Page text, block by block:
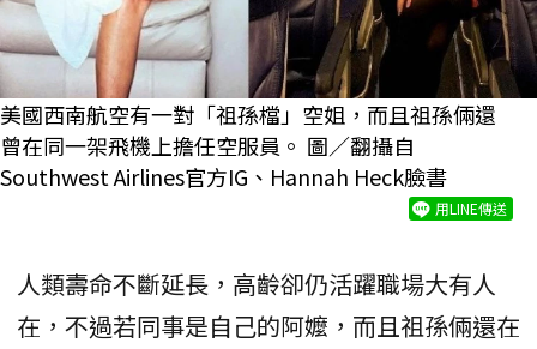
美國西南航空有一對「祖孫檔」空姐，而且祖孫倆還
曾在同一架飛機上擔任空服員。 圖／翻攝自
Southwest Airlines官方IG、Hannah Heck臉書
用LINE傳送
人類壽命不斷延長，高齡卻仍活躍職場大有人
在，不過若同事是自己的阿嬤，而且祖孫倆還在